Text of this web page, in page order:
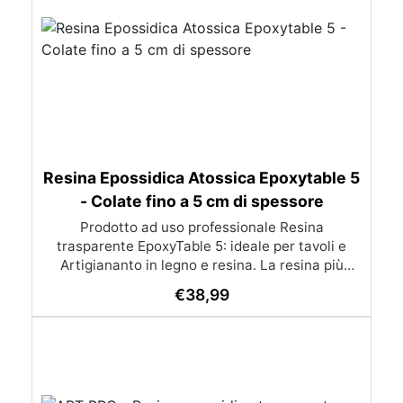
Resina Epossidica Atossica Epoxytable 5
- Colate fino a 5 cm di spessore
Prodotto ad uso professionale Resina
trasparente EpoxyTable 5: ideale per tavoli e
Artigiananto in legno e resina. La resina più
perfetta per colate di alto spessore fino a 5 cm.
Applicazioni Principali: Realizzazione di tavoli in
monete, pietre, ecc) Colate riempitive in
€38,99